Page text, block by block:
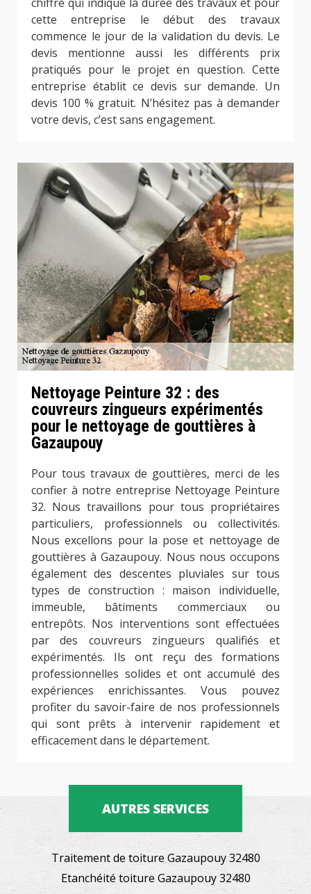
cette entreprise le début des travaux
commence le jour de la validation du devis. Le
devis mentionne aussi les différents prix
pratiqués pour le projet en question. Cette
entreprise établit ce devis sur demande. Un
devis 100 % gratuit. N’hésitez pas à demander
votre devis, c’est sans engagement.
Nettoyage Peinture 32 : des
couvreurs zingueurs expérimentés
pour le nettoyage de gouttières à
Gazaupouy
Pour tous travaux de gouttières, merci de les
confier à notre entreprise Nettoyage Peinture
32. Nous travaillons pour tous propriétaires
particuliers, professionnels ou collectivités.
Nous excellons pour la pose et nettoyage de
gouttières à Gazaupouy. Nous nous occupons
également des descentes pluviales sur tous
types de construction : maison individuelle,
immeuble, bâtiments commerciaux ou
entrepôts. Nos interventions sont effectuées
par des couvreurs zingueurs qualifiés et
expérimentés. Ils ont reçu des formations
professionnelles solides et ont accumulé des
expériences enrichissantes. Vous pouvez
profiter du savoir-faire de nos professionnels
qui sont prêts à intervenir rapidement et
efficacement dans le département.
AUTRES SERVICES
Traitement de toiture Gazaupouy 32480
Etanchéité toiture Gazaupouy 32480